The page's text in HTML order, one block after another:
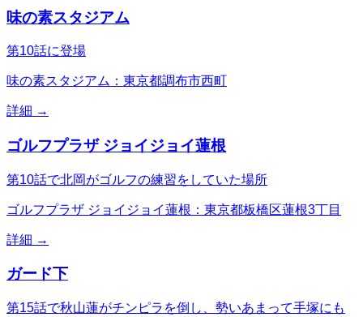
味の素スタジアム
第10話に登場
味の素スタジアム：東京都調布市西町
詳細 →
ゴルフプラザ ジョイジョイ蓮根
第10話で北岡がゴルフの練習をしていた場所
ゴルフプラザ ジョイジョイ蓮根：東京都板橋区蓮根3丁目
詳細 →
ガード下
第15話で秋山蓮がチンピラを倒し、勢いあまって手塚にも